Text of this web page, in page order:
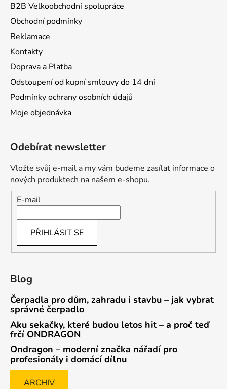
B2B Velkoobchodní spolupráce
Obchodní podmínky
Reklamace
Kontakty
Doprava a Platba
Odstoupení od kupní smlouvy do 14 dní
Podmínky ochrany osobních údajů
Moje objednávka
Odebírat newsletter
Vložte svůj e-mail a my vám budeme zasílat informace o
nových produktech na našem e-shopu.
E-mail
PŘIHLÁSIT SE
Blog
Čerpadla pro dům, zahradu i stavbu – jak vybrat
správné čerpadlo
Aku sekačky, které budou letos hit – a proč teď
frčí ONDRAGON
Ondragon – moderní značka nářadí pro
profesionály i domácí dílnu
ARCHIV